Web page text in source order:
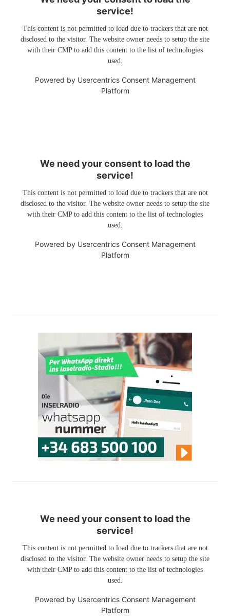
service!
This content is not permitted to load due to trackers that are not
disclosed to the visitor. The website owner needs to setup the site
with their CMP to add this content to the list of technologies
used.
Powered by Usercentrics Consent Management
Platform
We need your consent to load the
service!
This content is not permitted to load due to trackers that are not
disclosed to the visitor. The website owner needs to setup the site
with their CMP to add this content to the list of technologies
used.
Powered by Usercentrics Consent Management
Platform
We need your consent to load the
service!
This content is not permitted to load due to trackers that are not
disclosed to the visitor. The website owner needs to setup the site
with their CMP to add this content to the list of technologies
used.
Powered by Usercentrics Consent Management
Platform